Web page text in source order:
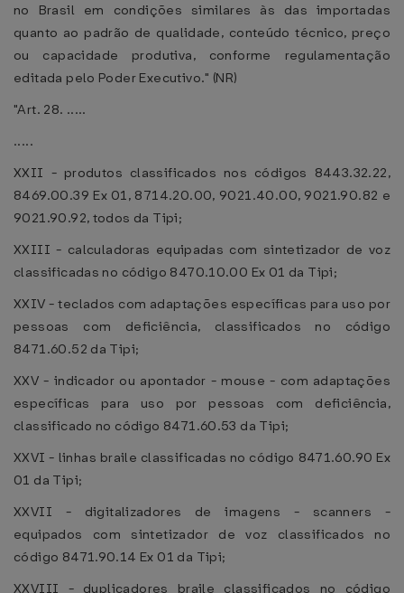
no Brasil em condições similares às das importadas
quanto ao padrão de qualidade, conteúdo técnico, preço
ou capacidade produtiva, conforme regulamentação
editada pelo Poder Executivo." (NR)
"Art. 28. .....
.....
XXII - produtos classificados nos códigos 8443.32.22,
8469.00.39 Ex 01, 8714.20.00, 9021.40.00, 9021.90.82 e
9021.90.92, todos da Tipi;
XXIII - calculadoras equipadas com sintetizador de voz
classificadas no código 8470.10.00 Ex 01 da Tipi;
XXIV - teclados com adaptações específicas para uso por
pessoas com deficiência, classificados no código
8471.60.52 da Tipi;
XXV - indicador ou apontador - mouse - com adaptações
específicas para uso por pessoas com deficiência,
classificado no código 8471.60.53 da Tipi;
XXVI - linhas braile classificadas no código 8471.60.90 Ex
01 da Tipi;
XXVII - digitalizadores de imagens - scanners -
equipados com sintetizador de voz classificados no
código 8471.90.14 Ex 01 da Tipi;
XXVIII - duplicadores braile classificados no código